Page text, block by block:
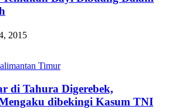
2015
Timur
di Tahura Digerebek,
dibekingi Kasum TNI